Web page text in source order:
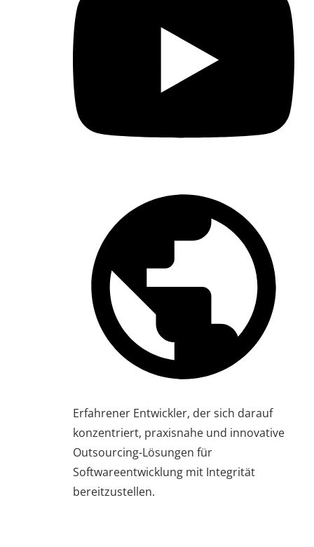
Erfahrener Entwickler, der sich darauf
konzentriert, praxisnahe und innovative
Outsourcing-Lösungen für
Softwareentwicklung mit Integrität
bereitzustellen.